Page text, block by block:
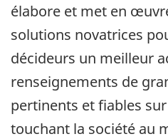
élabore et met en
solutions novatrices
décideurs un meilleur
renseignements de
pertinents et fiables
touchant la société au